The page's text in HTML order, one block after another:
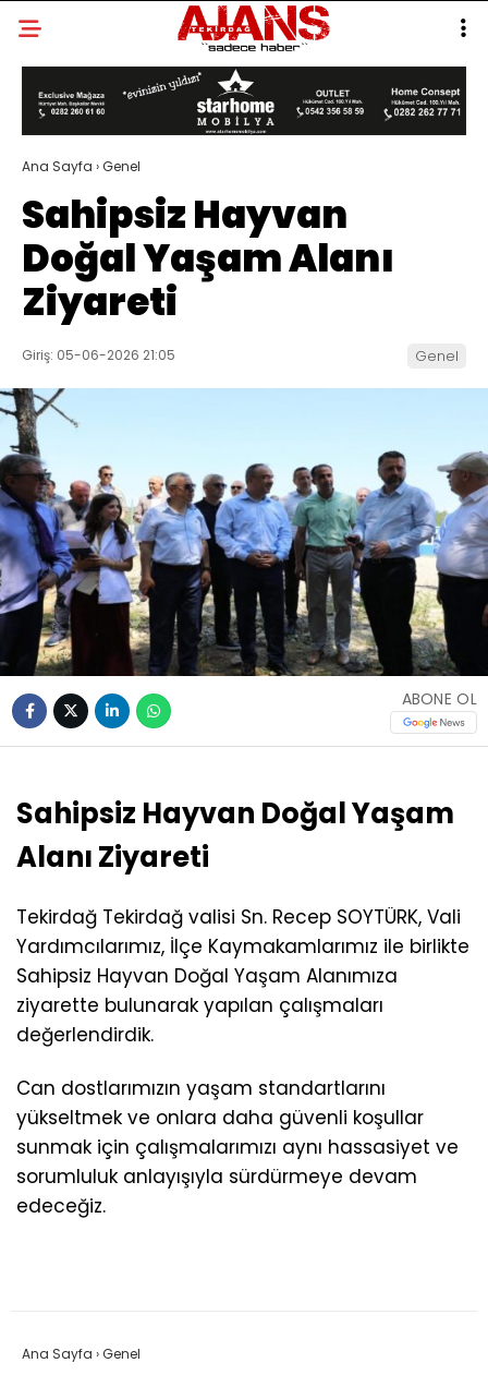
Ana Sayfa ›Genel
Sahipsiz Hayvan
Doğal Yaşam Alanı
Ziyareti
Giriş: 05-06-2026 21:05 Genel
ABONE OL
Sahipsiz Hayvan Doğal Yaşam
Alanı Ziyareti
Tekirdağ Tekirdağ valisi Sn. Recep SOYTÜRK, Vali
Yardımcılarımız, İlçe Kaymakamlarımız ile birlikte
Sahipsiz Hayvan Doğal Yaşam Alanımıza
ziyarette bulunarak yapılan çalışmaları
değerlendirdik.
Can dostlarımızın yaşam standartlarını
yükseltmek ve onlara daha güvenli koşullar
sunmak için çalışmalarımızı aynı hassasiyet ve
sorumluluk anlayışıyla sürdürmeye devam
edeceğiz.
Ana Sayfa ›Genel